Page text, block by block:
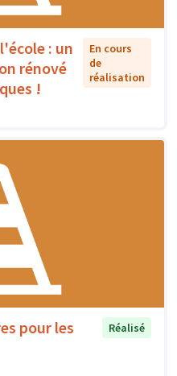
: un
rénové
!
En cours
de
réalisation
pour les
Réalisé